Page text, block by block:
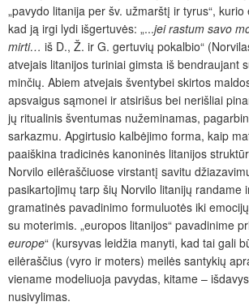
„pavydo litanija per šv. užmarštį ir tyrus“,
kad ją irgi lydi išgertuvės: „...jei rastum savo
mirti… iš D., Ž. ir G. gertuvių pokalbio“
atvejais litanijos turiniai gimsta iš bendraujant
minčių. Abiem atvejais šventybei skirtos
apsvaigus sąmonei ir atsirišus bei nerišliai
jų ritualinis šventumas nužeminamas,
sarkazmu. Apgirtusio kalbėjimo forma, kaip
paaiškina tradicinės kanoninės litanijos
Norvilo eilėraščiuose virstantį savitu
pasikartojimų tarp šių Norvilo litanijų randame
gramatinės pavadinimo formuluotės iki
su moterimis. „europos litanijos“ pavadinime
europe“ (kursyvas leidžia manyti, kad tai gali
eilėraščius (vyro ir moters) meilės santykių
viename modeliuoja pavydas, kitame –
nusivylimas.